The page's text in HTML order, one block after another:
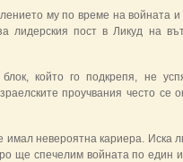
му по време на войната
лидерския пост в Ликуд на
който го подкрепя, не
проучвания често се
невероятна кариера. Иска
ще спечелим войната по един